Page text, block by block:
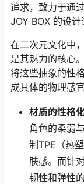
追求，致力于通
JOY BOX 的设计
在二次元文化中
是其魅力的核心
将这些抽象的性
成具体的物理感官
材质的性格
角色的柔弱
制TPE（热
肤感。而针
韧性和弹性